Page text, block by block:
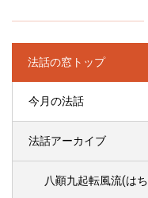
法話の窓トップ
今月の法話
法話アーカイブ
八顚九起転風流(は